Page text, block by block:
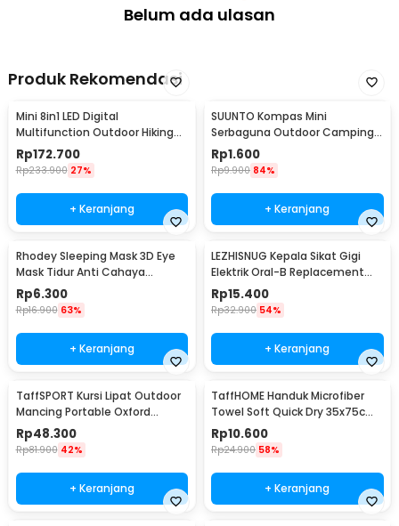
Belum ada ulasan
Produk Rekomendasi
Mini 8in1 LED Digital
Multifunction Outdoor Hiking
Camping Compass - RV77
Rp172.700
Rp233.900 27%
+ Keranjang
SUUNTO Kompas Mini
Serbaguna Outdoor Camping
Hiking for Watch Strap
Rp1.600
Rp9.900 84%
+ Keranjang
Rhodey Sleeping Mask 3D Eye
Mask Tidur Anti Cahaya
Penutup Mata Nyaman - LB03
Rp6.300
Rp16.900 63%
+ Keranjang
LEZHISNUG Kepala Sikat Gigi
Elektrik Oral-B Replacement
D12 D16 4 PCS - SB-17A
Rp15.400
Rp32.900 54%
+ Keranjang
TaffSPORT Kursi Lipat Outdoor
Mancing Portable Oxford
Folding Chair - ZDY01
Rp48.300
Rp81.900 42%
+ Keranjang
TaffHOME Handuk Microfiber
Towel Soft Quick Dry 35x75cm
- S-20
Rp10.600
Rp24.900 58%
+ Keranjang